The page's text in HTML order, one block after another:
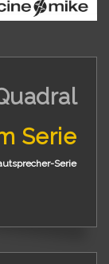
Serie
Serie